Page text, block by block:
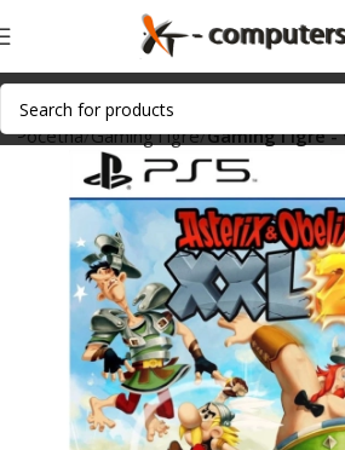
Početna Gaming i igre Gaming i igre -